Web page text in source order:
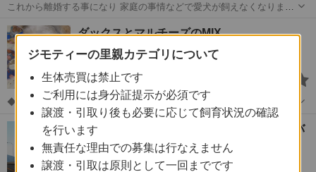
これから離婚する事になり 家庭の事情などで愛犬が飼えなくなりま
取、去勢手術の有無 子犬時代のワクチン済み 狂犬病のワクチン済み
去...
兵庫 明石市 シーズー
ダックスとマルチーズのMIX
広島県 安芸津駅
◆募集に至ったやむを得ない事情 祖母が亡くなり、自分家ぢゃ飼えな
いのでだれか優しい方お願いします🙇‍♀️お急ぎです🙇‍♀️🙇‍♀️ 誰にでもなつ
きます。やんちゃです。 とても元気です！ ◆ワクチンの接種、去勢手
術の有無...
広島 安芸津駅 シーズー
【未経験OK🚚】月収30万↑中型免許ドライバ
ー募集
完全週休2日で安定転職
ジモティーの里親カテゴリについて
生体売買は禁止です
ご利用には身分証提示が必須です
譲渡・引取り後も必要に応じて飼育状況の確認
を行います
無責任な理由での募集は行なえません
譲渡・引取は原則として一回までです